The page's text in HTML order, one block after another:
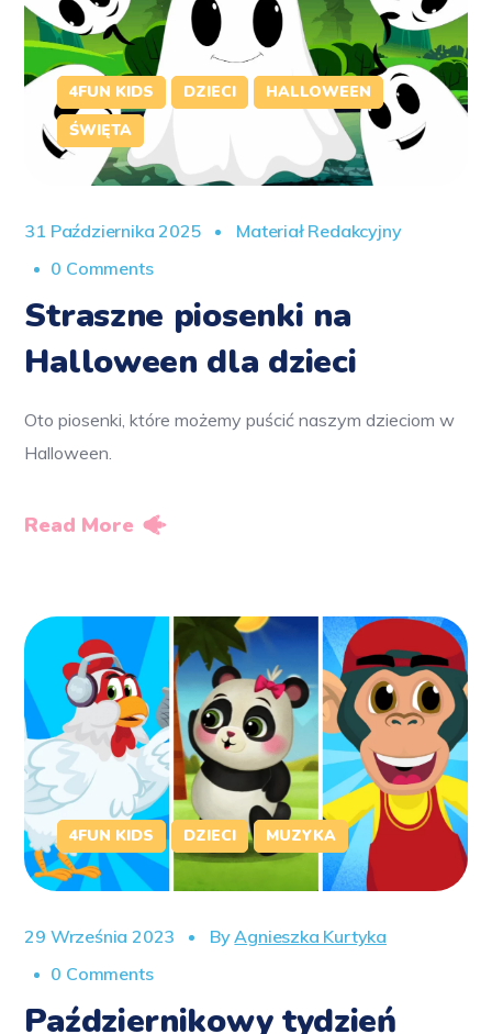
4FUN KIDS DZIECI
HALLOWEEN
ŚWIĘTA
31 Października 2025
Materiał Redakcyjny
0 Comments
Straszne piosenki na
Halloween dla dzieci
Oto piosenki, które możemy puścić naszym dzieciom w
Halloween.
Read More
4FUN KIDS DZIECI MUZYKA
29 Września 2023 ByAgnieszka Kurtyka
0 Comments
Październikowy tydzień